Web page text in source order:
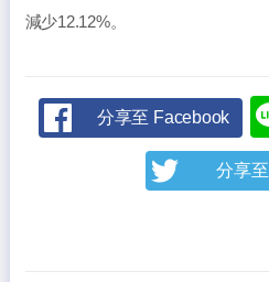
減少12.12%。
分享至 Facebook
分享